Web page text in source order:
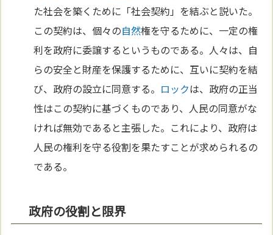
た社会を築くために「社会契約」を結ぶと説いた。
この契約は、個々の自然権を守るために、一定の権
利を政府に委譲するというものである。人々は、自
らの安全と財産を保護するために、互いに契約を結
び、政府の設立に同意する。 ロックは、政府の正当
性はこの契約に基づくものであり、人民の同意がな
ければ無効であると主張した。これにより、政府は
人民の権利を守る役割を果たすことが求められるの
である。
政府の役割と限界